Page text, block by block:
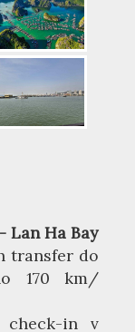
Lan Ha Bay
transfer do
170 km/
check-in v